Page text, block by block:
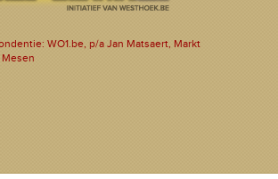
WO1.be, p/a Jan Matsaert, Markt
Mesen